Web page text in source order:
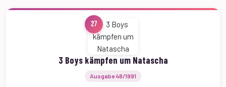
27
3 Boys kämpfen um Natascha
Ausgabe 48/1991